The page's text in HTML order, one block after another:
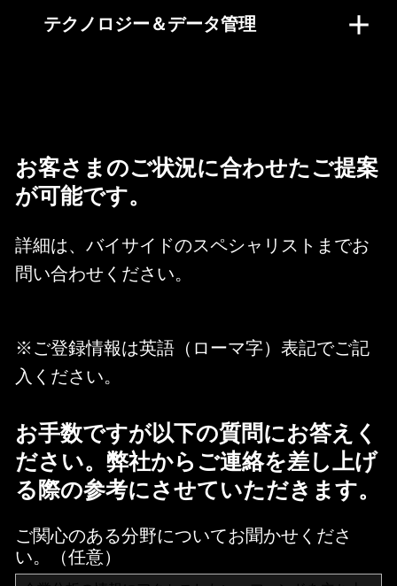
テクノロジー＆データ管理
お客さまのご状況に合わせたご提案
が可能です。
詳細は、バイサイドのスペシャリストまでお
問い合わせください。
※ご登録情報は英語（ローマ字）表記でご記
入ください。
お手数ですが以下の質問にお答えく
ださい。弊社からご連絡を差し上げ
る際の参考にさせていただきます。
ご関心のある分野についてお聞かせくださ
い。（任意）